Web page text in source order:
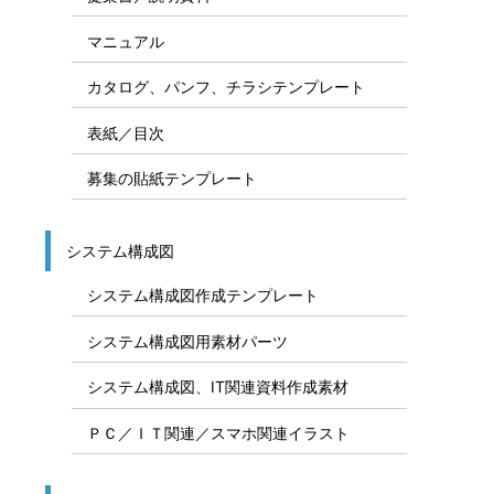
マニュアル
カタログ、パンフ、チラシテンプレート
表紙／目次
募集の貼紙テンプレート
システム構成図
システム構成図作成テンプレート
システム構成図用素材パーツ
システム構成図、IT関連資料作成素材
ＰＣ／ＩＴ関連／スマホ関連イラスト